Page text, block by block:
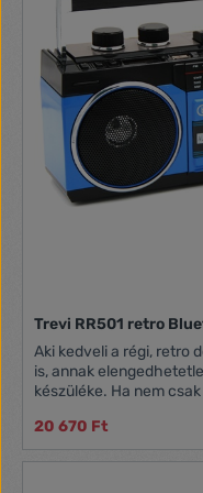
Világvevő rádió FM/
Hordozható elemes
jack csatlakozó Fekete
elem nem tartozék.
Trevi RR501 retro
Aki kedveli a régi, retro
is, annak
készüléke. Ha nem
kapcsolat, hanem
meghallgatni kedvenc
20 670 Ft